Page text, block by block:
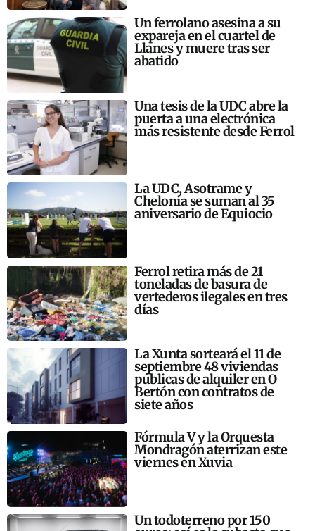
Un ferrolano asesina a su
expareja en el cuartel de
Llanes y muere tras ser
abatido
Una tesis de la UDC abre la
puerta a una electrónica
más resistente desde Ferrol
La UDC, Asotrame y
Chelonia se suman al 35
aniversario de Equiocio
Ferrol retira más de 21
toneladas de basura de
vertederos ilegales en tres
días
La Xunta sorteará el 11 de
septiembre 48 viviendas
públicas de alquiler en O
Bertón con contratos de
siete años
Fórmula V y la Orquesta
Mondragón aterrizan este
viernes en Xuvia
Un todoterreno por 150